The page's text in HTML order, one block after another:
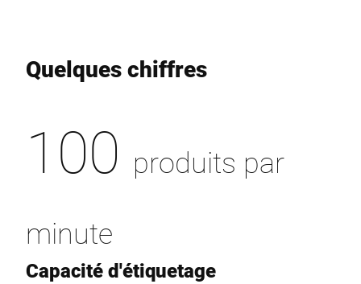
Quelques chiffres
100 produits par
minute
Capacité d'étiquetage